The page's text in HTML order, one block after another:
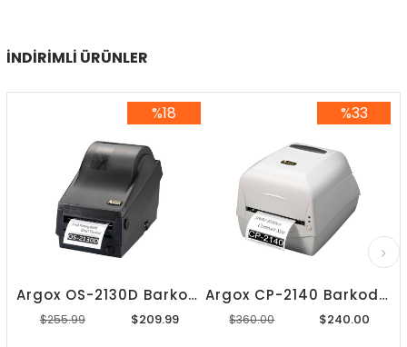
İNDIRIMLI ÜRÜNLER
Argox OS-2130D Barkod Yazıcı
$209.99
$255.99
%18
Argox CP-2140 Barkod Yazıcı
$240.00
$360.00
%33